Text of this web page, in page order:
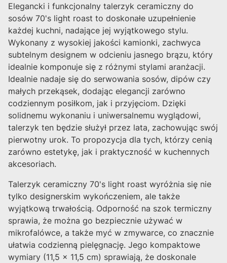
Elegancki i funkcjonalny talerzyk ceramiczny do
sosów 70's light roast to doskonałe uzupełnienie
każdej kuchni, nadające jej wyjątkowego stylu.
Wykonany z wysokiej jakości kamionki, zachwyca
subtelnym designem w odcieniu jasnego brązu, który
idealnie komponuje się z różnymi stylami aranżacji.
Idealnie nadaje się do serwowania sosów, dipów czy
małych przekąsek, dodając elegancji zarówno
codziennym posiłkom, jak i przyjęciom. Dzięki
solidnemu wykonaniu i uniwersalnemu wyglądowi,
talerzyk ten będzie służył przez lata, zachowując swój
pierwotny urok. To propozycja dla tych, którzy cenią
zarówno estetykę, jak i praktyczność w kuchennych
akcesoriach.
Talerzyk ceramiczny 70's light roast wyróżnia się nie
tylko designerskim wykończeniem, ale także
wyjątkową trwałością. Odporność na szok termiczny
sprawia, że można go bezpiecznie używać w
mikrofalówce, a także myć w zmywarce, co znacznie
ułatwia codzienną pielęgnację. Jego kompaktowe
wymiary (11,5 x 11,5 cm) sprawiają, że doskonale